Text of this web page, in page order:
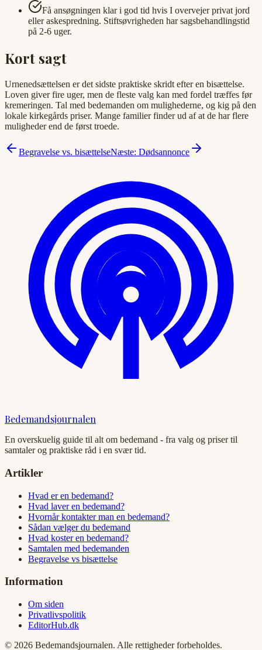
Få ansøgningen klar i god tid hvis I overvejer privat jord
eller askespredning. Stiftsøvrigheden har sagsbehandlingstid
på 2-6 uger.
Kort sagt
Urnenedsættelsen er det sidste praktiske skridt efter en bisættelse.
Loven giver fire uger, men de fleste valg kan med fordel træffes før
kremeringen. Tal med bedemanden om mulighederne, og kig på den
lokale kirkegårds priser. Mange familier finder ud af at de har flere
muligheder end de først troede.
Begravelse vs. bisættelseNæste: Dødsannonce
Bedemandsjournalen
En overskuelig guide til alt om bedemand - fra valg og priser til
samtaler og praktiske råd i en svær tid.
Artikler
Hvad er en bedemand?
Hvad laver en bedemand?
Hvornår kontakter man en bedemand?
Sådan vælger du bedemand
Hvad koster en bedemand?
Samtalen med bedemanden
Begravelse vs bisættelse
Information
Om siden
Privatlivspolitik
EditorHub.dk
© 2026 Bedemandsjournalen. Alle rettigheder forbeholdes.